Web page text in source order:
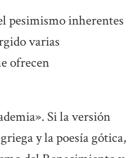
pesimismo inherentes
varias
ofrecen
Si la versión
y la poesía gótica,